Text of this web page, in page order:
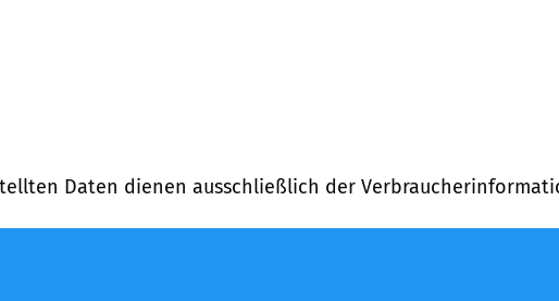
Daten dienen ausschließlich der